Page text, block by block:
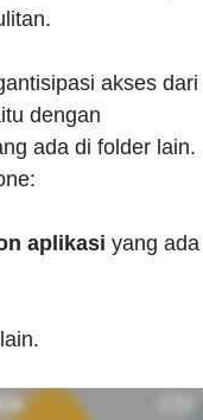
akses dari
dengan
ada di folder lain.
aplikasi yang ada